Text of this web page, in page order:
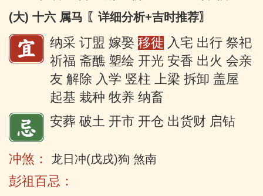
(大) 十六 属马 〖详细分析+吉时推荐〗
纳采 订盟 嫁娶 移徙 入宅 出行 祭祀
祈福 斋醮 塑绘 开光 安香 出火 会亲
友 解除 入学 竖柱 上梁 拆卸 盖屋
起基 栽种 牧养 纳畜
安葬 破土 开市 开仓 出货财 启钻
冲煞： 龙日冲(戊戌)狗 煞南
彭祖百忌：